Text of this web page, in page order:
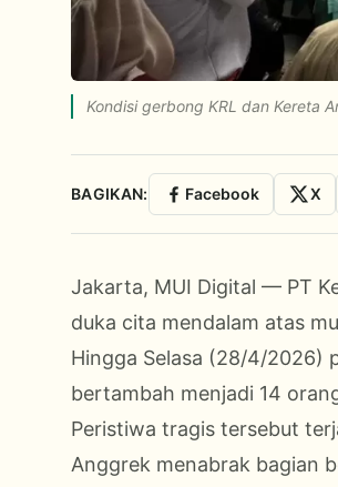
Kondisi gerbong KRL dan Kereta
BAGIKAN: Facebook X
Jakarta, MUI Digital — PT
duka cita mendalam atas
Hingga Selasa (28/4/2026)
bertambah menjadi 14
Peristiwa tragis tersebut
Anggrek menabrak bagian